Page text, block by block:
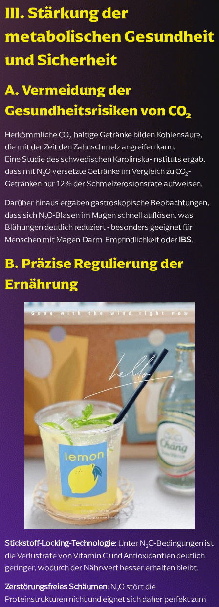
III. Stärkung der
metabolischen Gesundheit
und Sicherheit
A. Vermeidung der
Gesundheitsrisiken von CO₂
Herkömmliche CO₂-haltige Getränke bilden Kohlensäure,
die mit der Zeit den Zahnschmelz angreifen kann.
Eine Studie des schwedischen Karolinska-Instituts ergab,
dass mit N₂O versetzte Getränke im Vergleich zu CO₂-
Getränken nur 12% der Schmelzerosionsrate aufweisen.
Darüber hinaus ergaben gastroskopische Beobachtungen,
dass sich N₂O-Blasen im Magen schnell auflösen, was
Blähungen deutlich reduziert - besonders geeignet für
Menschen mit Magen-Darm-Empfindlichkeit oderIBS.
B. Präzise Regulierung der
Ernährung
Stickstoff-Locking-Technologie: Unter N₂O-Bedingungen ist
die Verlustrate von Vitamin C und Antioxidantien deutlich
geringer, wodurch der Nährwert besser erhalten bleibt.
Zerstörungsfreies Schäumen: N₂O stört die
Proteinstrukturen nicht und eignet sich daher perfekt zum